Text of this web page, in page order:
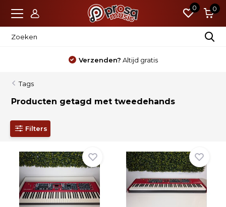
0 0
Nieuw?Standaard 4 jaar garantie
Tags
Producten getagd met tweedehands
Filters